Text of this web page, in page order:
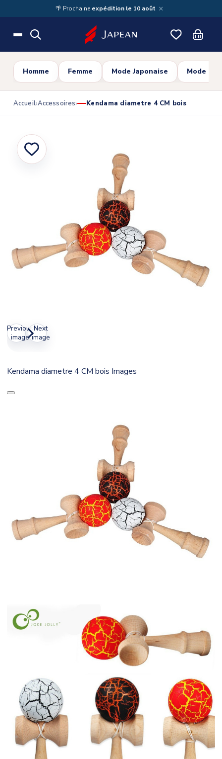
Skip to main content🌴 Prochaine expédition le 10 août ×
Homme Femme Mode Japonaise Mode
Accueil Accessoires Kendama diametre 4 CM bois
Previous
image
Next
image
Kendama diametre 4 CM bois Images